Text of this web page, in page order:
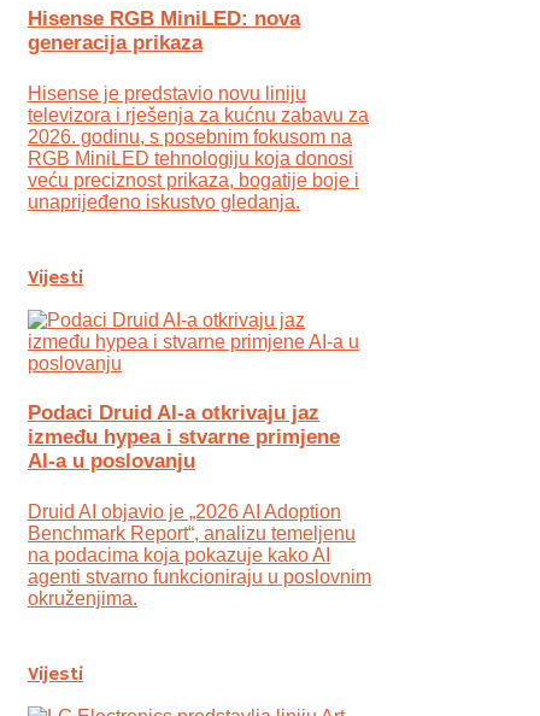
Hisense RGB MiniLED: nova
generacija prikaza
Hisense je predstavio novu liniju
televizora i rješenja za kućnu zabavu za
2026. godinu, s posebnim fokusom na
RGB MiniLED tehnologiju koja donosi
veću preciznost prikaza, bogatije boje i
unaprijeđeno iskustvo gledanja.
Vijesti
Podaci Druid AI-a otkrivaju jaz
između hypea i stvarne primjene
AI-a u poslovanju
Druid AI objavio je „2026 AI Adoption
Benchmark Report“, analizu temeljenu
na podacima koja pokazuje kako AI
agenti stvarno funkcioniraju u poslovnim
okruženjima.
Vijesti